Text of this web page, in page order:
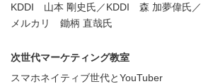
KDDI 山本 剛史氏／KDDI 森 加夢偉氏／
メルカリ 鋤柄 直哉氏
次世代マーケティング教室
スマホネイティブ世代とYouTuber